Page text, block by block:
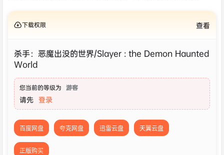
下载权限 查看
杀手：恶魔出没的世界/Slayer : the Demon Haunted
World
您当前的等级为 游客
请先 登录
百度网盘 夸克网盘 迅雷云盘 天翼云盘
正版购买